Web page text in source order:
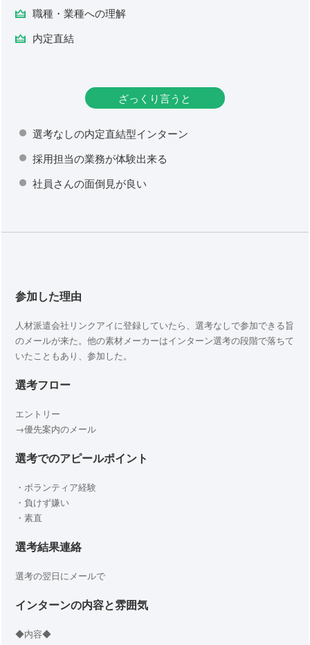
職種・業種への理解
内定直結
ざっくり言うと
選考なしの内定直結型インターン
採用担当の業務が体験出来る
社員さんの面倒見が良い
参加した理由
人材派遣会社リンクアイに登録していたら、選考なしで参加できる旨
のメールが来た。他の素材メーカーはインターン選考の段階で落ちて
いたこともあり、参加した。
選考フロー
エントリー
→優先案内のメール
選考でのアピールポイント
・ボランティア経験
・負けず嫌い
・素直
選考結果連絡
選考の翌日にメールで
インターンの内容と雰囲気
◆内容◆